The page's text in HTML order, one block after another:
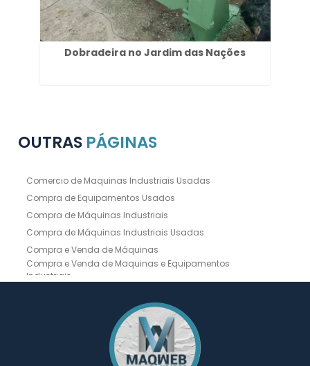
Dobradeira no Jardim das Nações
OUTRAS PÁGINAS
Comercio de Maquinas Industriais Usadas
Compra de Equipamentos Usados
Compra de Máquinas Industriais
Compra de Máquinas Industriais Usadas
Compra e Venda de Máquinas
Compra e Venda de Maquinas e Equipamentos
Industriais
Compra e Venda de Máquinas Operatrizes
Dobradeira CNC Usada
Dobradeira de Chapa Hidráulica Usada
Dobradeira de Chapas
Dobradeira Hidráulica